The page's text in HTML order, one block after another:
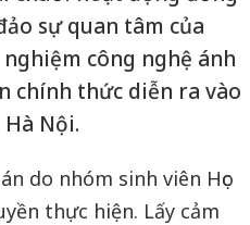
sự quan tâm của
công nghệ ánh
chính thức diễn ra vào
Nội.
do nhóm sinh viên Học
thực hiện. Lấy cảm